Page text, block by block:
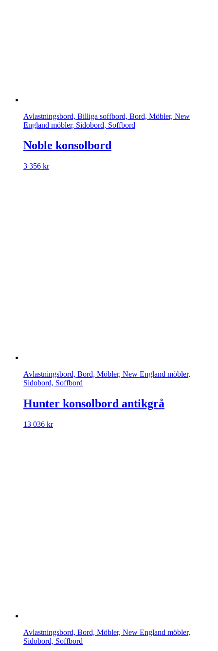
Avlastningsbord, Billiga soffbord, Bord, Möbler, New
England möbler, Sidobord, Soffbord
Noble konsolbord
3 356 kr
Avlastningsbord, Bord, Möbler, New England möbler,
Sidobord, Soffbord
Hunter konsolbord antikgrå
13 036 kr
Avlastningsbord, Bord, Möbler, New England möbler,
Sidobord, Soffbord